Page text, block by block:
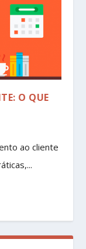
O QUE
ao cliente